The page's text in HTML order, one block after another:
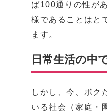
ば100通りの性が
様であることはと
ます。
日常生活の中
しかし、今、ボク
いる社会（家庭・